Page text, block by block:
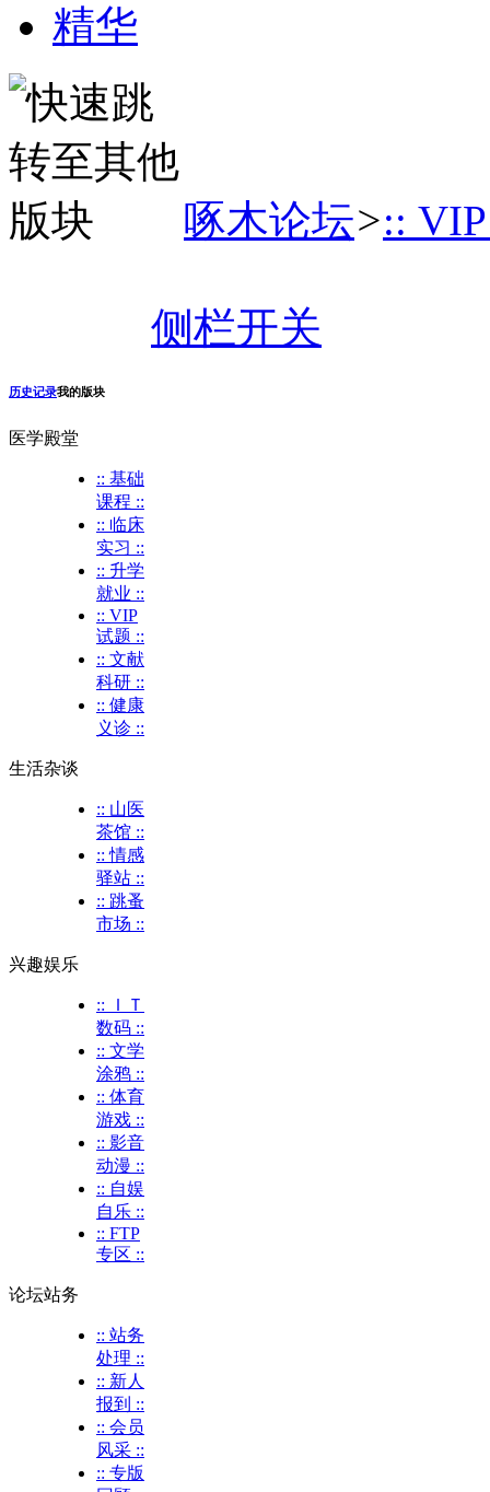
精华
啄木论坛>::
侧栏开关
历史记录我的版块
医学殿堂
:: 基础
课程 ::
:: 临床
实习 ::
:: 升学
就业 ::
:: VIP
试题 ::
:: 文献
科研 ::
:: 健康
义诊 ::
生活杂谈
:: 山医
茶馆 ::
:: 情感
驿站 ::
:: 跳蚤
市场 ::
兴趣娱乐
:: ＩＴ
数码 ::
:: 文学
涂鸦 ::
:: 体育
游戏 ::
:: 影音
动漫 ::
:: 自娱
自乐 ::
:: FTP
专区 ::
论坛站务
:: 站务
处理 ::
:: 新人
报到 ::
:: 会员
风采 ::
:: 专版